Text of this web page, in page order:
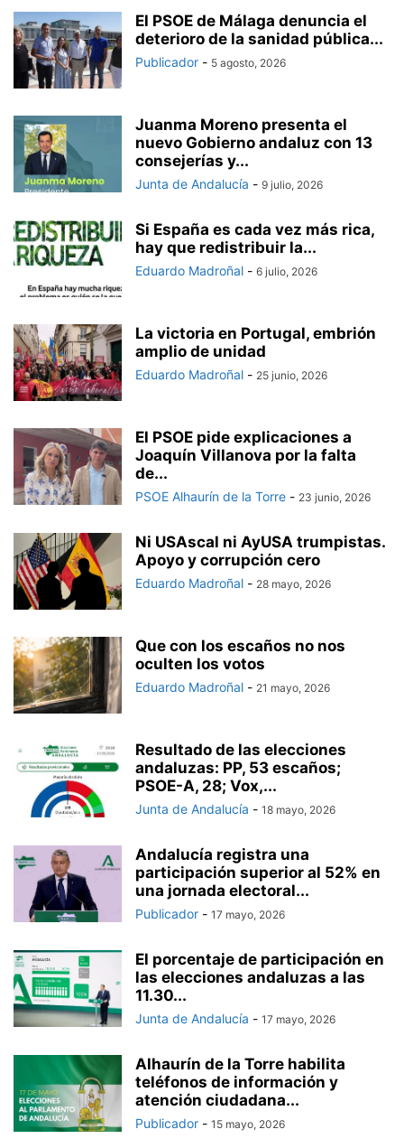
El PSOE de Málaga denuncia el
deterioro de la sanidad pública...
Publicador - 5 agosto, 2026
Juanma Moreno presenta el
nuevo Gobierno andaluz con 13
consejerías y...
Junta de Andalucía - 9 julio, 2026
Si España es cada vez más rica,
hay que redistribuir la...
Eduardo Madroñal - 6 julio, 2026
La victoria en Portugal, embrión
amplio de unidad
Eduardo Madroñal - 25 junio, 2026
El PSOE pide explicaciones a
Joaquín Villanova por la falta
de...
PSOE Alhaurín de la Torre - 23 junio, 2026
Ni USAscal ni AyUSA trumpistas.
Apoyo y corrupción cero
Eduardo Madroñal - 28 mayo, 2026
Que con los escaños no nos
oculten los votos
Eduardo Madroñal - 21 mayo, 2026
Resultado de las elecciones
andaluzas: PP, 53 escaños;
PSOE-A, 28; Vox,...
Junta de Andalucía - 18 mayo, 2026
Andalucía registra una
participación superior al 52% en
una jornada electoral...
Publicador - 17 mayo, 2026
El porcentaje de participación en
las elecciones andaluzas a las
11.30...
Junta de Andalucía - 17 mayo, 2026
Alhaurín de la Torre habilita
teléfonos de información y
atención ciudadana...
Publicador - 15 mayo, 2026